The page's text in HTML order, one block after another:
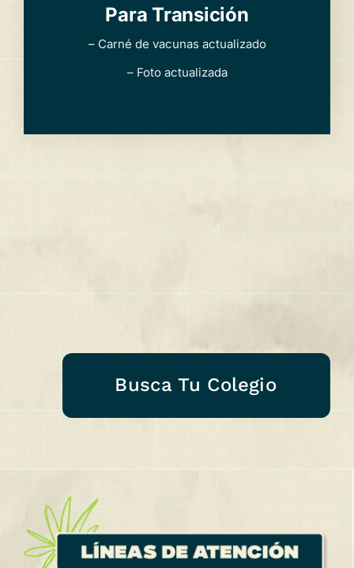
Busca Tu Colegio
Para Transición
– Carné de vacunas actualizado
– Foto actualizada